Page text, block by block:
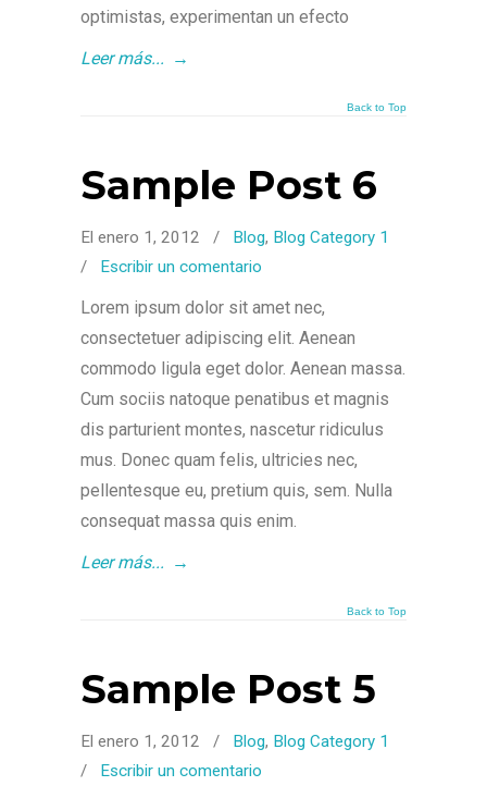
optimistas, experimentan un efecto
Leer más... →
Back to Top
Sample Post 6
El enero 1, 2012 / Blog, Blog Category 1
/ Escribir un comentario
Lorem ipsum dolor sit amet nec,
consectetuer adipiscing elit. Aenean
commodo ligula eget dolor. Aenean massa.
Cum sociis natoque penatibus et magnis
dis parturient montes, nascetur ridiculus
mus. Donec quam felis, ultricies nec,
pellentesque eu, pretium quis, sem. Nulla
consequat massa quis enim.
Leer más... →
Back to Top
Sample Post 5
El enero 1, 2012 / Blog, Blog Category 1
/ Escribir un comentario